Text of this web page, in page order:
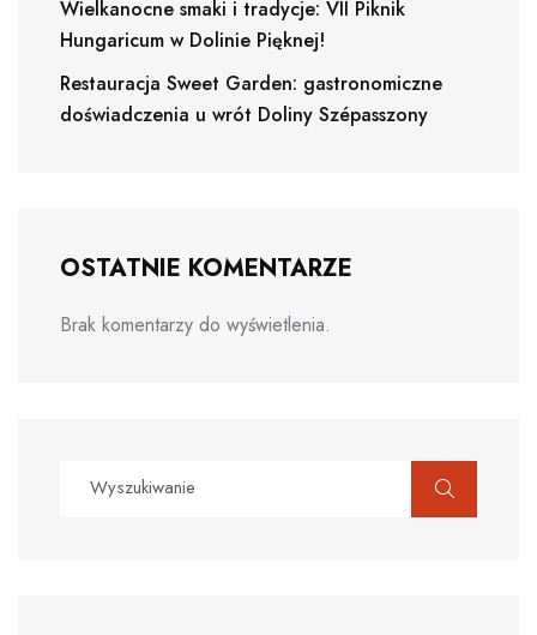
Wielkanocne smaki i tradycje: VII Piknik
Hungaricum w Dolinie Pięknej!
Restauracja Sweet Garden: gastronomiczne
doświadczenia u wrót Doliny Szépasszony
OSTATNIE KOMENTARZE
Brak komentarzy do wyświetlenia.